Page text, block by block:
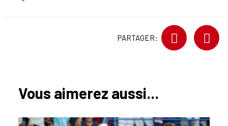
PARTAGER:
Vous aimerez aussi...